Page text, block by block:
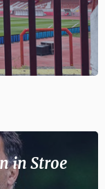
in Stroe